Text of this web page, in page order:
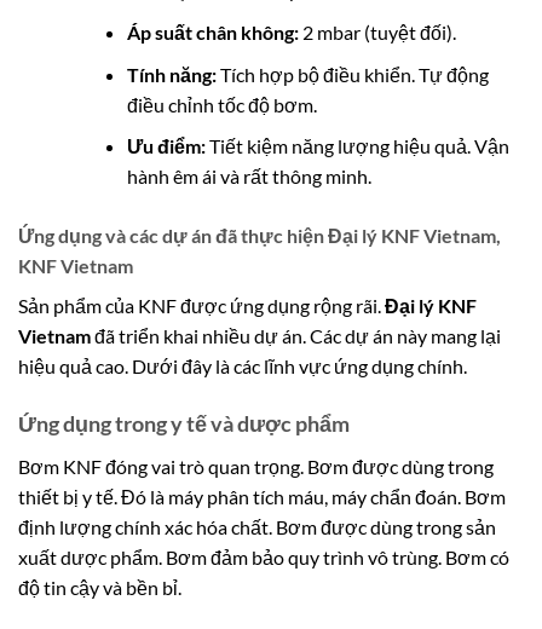
Áp suất chân không:2 mbar (tuyệt đối).
Tính năng:Tích hợp bộ điều khiển. Tự động
điều chỉnh tốc độ bơm.
Ưu điểm:Tiết kiệm năng lượng hiệu quả. Vận
hành êm ái và rất thông minh.
Ứng dụng và các dự án đã thực hiện Đại lý KNF Vietnam,
KNF Vietnam
Sản phẩm của KNF được ứng dụng rộng rãi.Đại lý KNF
Vietnamđã triển khai nhiều dự án. Các dự án này mang lại
hiệu quả cao. Dưới đây là các lĩnh vực ứng dụng chính.
Ứng dụng trong y tế và dược phẩm
Bơm KNF đóng vai trò quan trọng. Bơm được dùng trong
thiết bị y tế. Đó là máy phân tích máu, máy chẩn đoán. Bơm
định lượng chính xác hóa chất. Bơm được dùng trong sản
xuất dược phẩm. Bơm đảm bảo quy trình vô trùng. Bơm có
độ tin cậy và bền bỉ.